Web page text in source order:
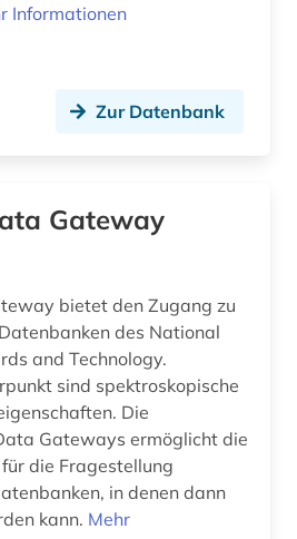
werkstoffprüfung (1)
zeitschriftenaufsatz (2)
Informationen
Zur Datenbank
Gateway
bietet den Zugang zu
des National
and Technology.
sind spektroskopische
Die
Gateways ermöglicht die
die Fragestellung
in denen dann
kann. Mehr